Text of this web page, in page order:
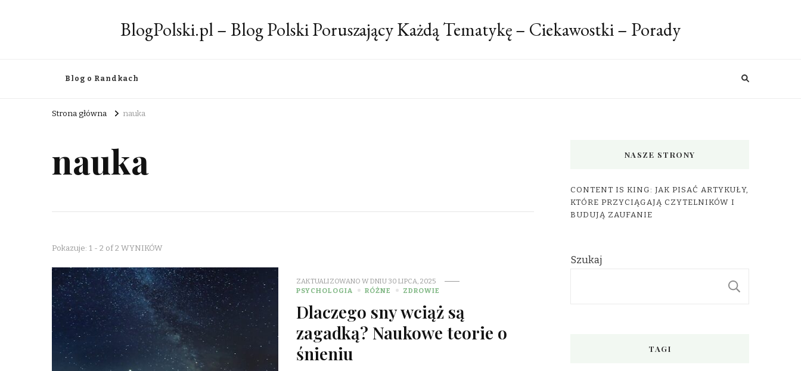
BlogPolski.pl – Blog Polski Poruszający Każdą Tematykę – Ciekawostki – Porady
Blog o Randkach
Strona główna nauka
nauka
Pokazuje: 1 - 2 of 2 WYNIKÓW
ZAKTUALIZOWANO W DNIU 30 LIPCA, 2025
PSYCHOLOGIA
RÓŻNE ZDROWIE
Dlaczego sny wciąż są
zagadką? Naukowe teorie o
śnieniu
NASZE STRONY
CONTENT IS KING: JAK PISAĆ ARTYKUŁY,
KTÓRE PRZYCIĄGAJĄ CZYTELNIKÓW I
BUDUJĄ ZAUFANIE
Szukaj
TAGI